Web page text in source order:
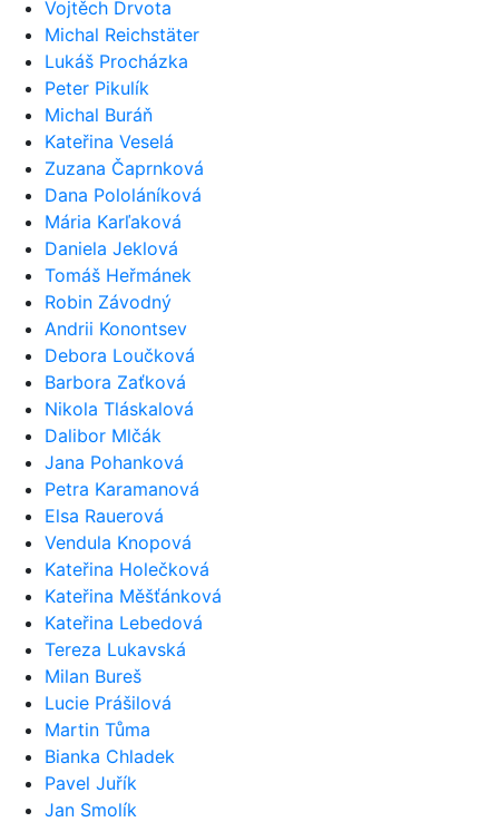
Vojtěch Drvota
Michal Reichstäter
Lukáš Procházka
Peter Pikulík
Michal Buráň
Kateřina Veselá
Zuzana Čaprnková
Dana Pololáníková
Mária Karľaková
Daniela Jeklová
Tomáš Heřmánek
Robin Závodný
Andrii Konontsev
Debora Loučková
Barbora Zaťková
Nikola Tláskalová
Dalibor Mlčák
Jana Pohanková
Petra Karamanová
Elsa Rauerová
Vendula Knopová
Kateřina Holečková
Kateřina Měšťánková
Kateřina Lebedová
Tereza Lukavská
Milan Bureš
Lucie Prášilová
Martin Tůma
Bianka Chladek
Pavel Juřík
Jan Smolík